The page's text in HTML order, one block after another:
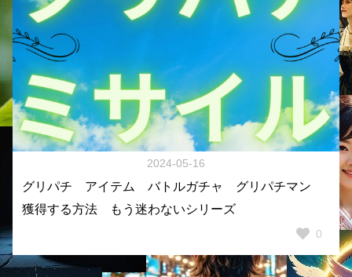
2024-05-16
グリパチ アイテム バトルガチャ グリパチマン
獲得する方法 もう迷わないシリーズ
0